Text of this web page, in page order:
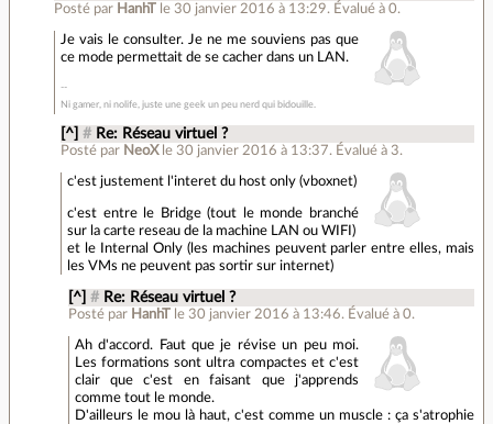
Posté par HanhT le 30 janvier 2016 à 13:29. Évalué à 0.
Je vais le consulter. Je ne me souviens pas que
ce mode permettait de se cacher dans un LAN.
Ni gamer, ni nolife, juste une geek un peu nerd qui bidouille.
[^] # Re: Réseau virtuel ?
Posté par NeoX le 30 janvier 2016 à 13:37. Évalué à 3.
c'est justement l'interet du host only (vboxnet)
c'est entre le Bridge (tout le monde branché
sur la carte reseau de la machine LAN ou WIFI)
et le Internal Only (les machines peuvent parler entre elles, mais
les VMs ne peuvent pas sortir sur internet)
[^] # Re: Réseau virtuel ?
Posté par HanhT le 30 janvier 2016 à 13:46. Évalué à 0.
Ah d'accord. Faut que je révise un peu moi.
Les formations sont ultra compactes et c'est
clair que c'est en faisant que j'apprends
comme tout le monde.
D'ailleurs le mou là haut, c'est comme un muscle : ça s'atrophie